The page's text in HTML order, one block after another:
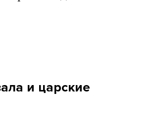
и царские